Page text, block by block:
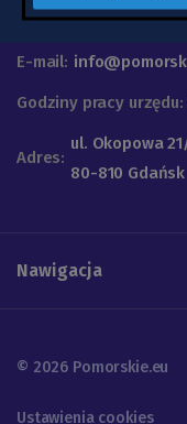
Telefon +48 58 32 68
E-mail:
Godziny pracy urzędu:
Adres:
ul. Okopowa
80-810 Gdańsk
Nawigacja
© 2026 Pomorskie.eu
Ustawienia cookies